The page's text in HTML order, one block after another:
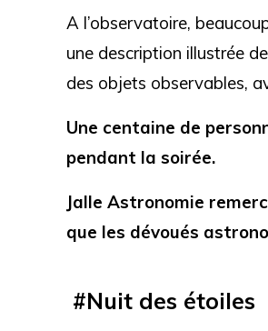
A l’observatoire,
une description illustrée
des objets observables,
Une centaine de
pendant la soirée.
Jalle Astronomie
que les dévoués
#Nuit des étoiles